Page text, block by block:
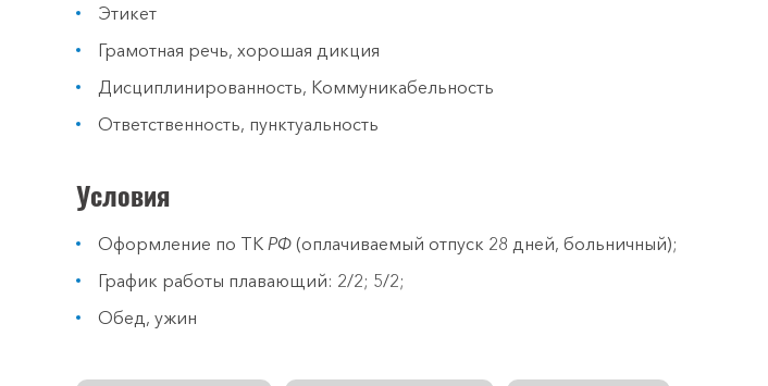
Этикет
Грамотная речь, хорошая дикция
Дисциплинированность, Коммуникабельность
Ответственность, пунктуальность
Условия
Оформление по ТК РФ (оплачиваемый отпуск 28 дней, больничный);
График работы плавающий: 2/2; 5/2;
Обед, ужин